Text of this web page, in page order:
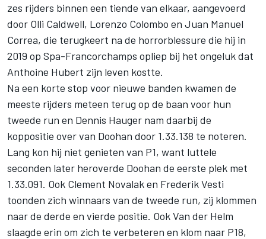
zes rijders binnen een tiende van elkaar, aangevoerd
door Olli Caldwell, Lorenzo Colombo en Juan Manuel
Correa, die terugkeert na de horrorblessure die hij in
2019 op Spa-Francorchamps opliep bij het ongeluk dat
Anthoine Hubert zijn leven kostte.
Na een korte stop voor nieuwe banden kwamen de
meeste rijders meteen terug op de baan voor hun
tweede run en Dennis Hauger nam daarbij de
koppositie over van Doohan door 1.33.138 te noteren.
Lang kon hij niet genieten van P1, want luttele
seconden later heroverde Doohan de eerste plek met
1.33.091. Ook Clement Novalak en Frederik Vesti
toonden zich winnaars van de tweede run, zij klommen
naar de derde en vierde positie. Ook Van der Helm
slaagde erin om zich te verbeteren en klom naar P18,